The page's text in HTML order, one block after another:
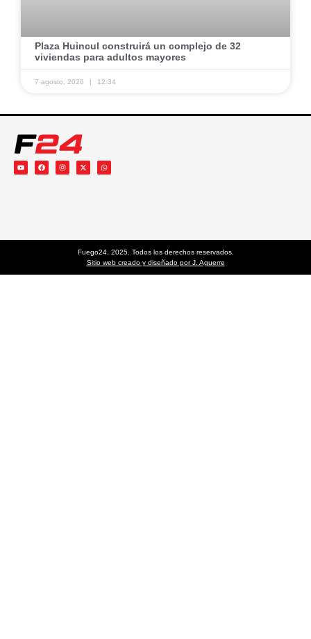
Plaza Huincul construirá un complejo de 32
viviendas para adultos mayores
7 agosto, 2026 12:34
Fuego24. 2025. Todos los derechos reservados.
Sitio web creado y diseñado por J. Aguerre